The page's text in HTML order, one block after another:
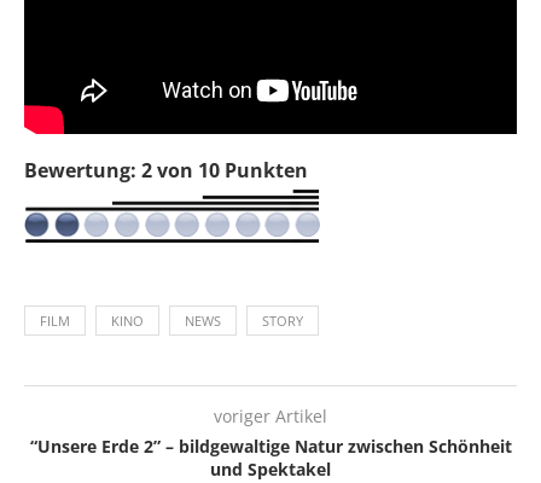
Bewertung: 2 von 10 Punkten
FILM KINO NEWS STORY
voriger Artikel
“Unsere Erde 2” – bildgewaltige Natur zwischen Schönheit
und Spektakel